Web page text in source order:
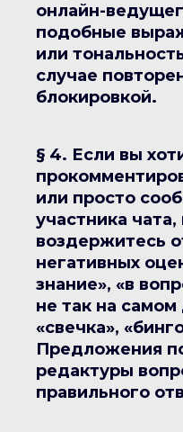
онлайн-
подобные
или
случае
блокировкой.
§ 4. Если вы
или просто
участника
воздержитесь
негативных
знание», «в
не так на самом
«свечка»,
Предложения
редактуры
правильного